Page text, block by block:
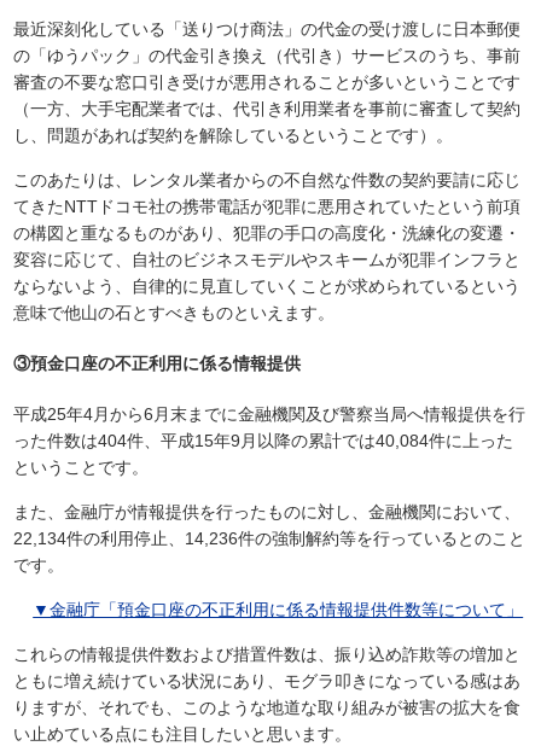
最近深刻化している「送りつけ商法」の代金の受け渡しに日本郵便
の「ゆうパック」の代金引き換え（代引き）サービスのうち、事前
審査の不要な窓口引き受けが悪用されることが多いということです
（一方、大手宅配業者では、代引き利用業者を事前に審査して契約
し、問題があれば契約を解除しているということです）。
このあたりは、レンタル業者からの不自然な件数の契約要請に応じ
てきたNTTドコモ社の携帯電話が犯罪に悪用されていたという前項
の構図と重なるものがあり、犯罪の手口の高度化・洗練化の変遷・
変容に応じて、自社のビジネスモデルやスキームが犯罪インフラと
ならないよう、自律的に見直していくことが求められているという
意味で他山の石とすべきものといえます。
③預金口座の不正利用に係る情報提供
平成25年4月から6月末までに金融機関及び警察当局へ情報提供を行
った件数は404件、平成15年9月以降の累計では40,084件に上った
ということです。
また、金融庁が情報提供を行ったものに対し、金融機関において、
22,134件の利用停止、14,236件の強制解約等を行っているとのこと
です。
▼金融庁「預金口座の不正利用に係る情報提供件数等について」
これらの情報提供件数および措置件数は、振り込め詐欺等の増加と
ともに増え続けている状況にあり、モグラ叩きになっている感はあ
りますが、それでも、このような地道な取り組みが被害の拡大を食
い止めている点にも注目したいと思います。